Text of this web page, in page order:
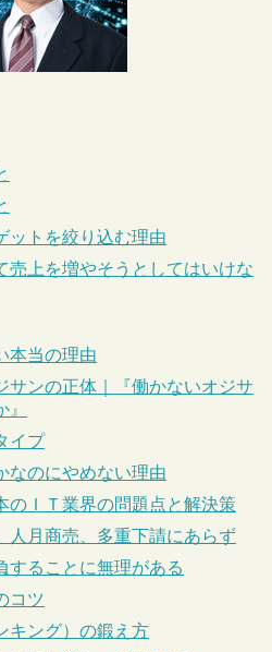
ットを絞り込む理由
売上を増やそうとしてはいけな
本当の理由
サンの正体｜『働かないオジサ
イプ
なのにやめない理由
のＩＴ業界の問題点と解決策
人月商売、多重下請にあらず
することに無理がある
コツ
キング）の鍛え方